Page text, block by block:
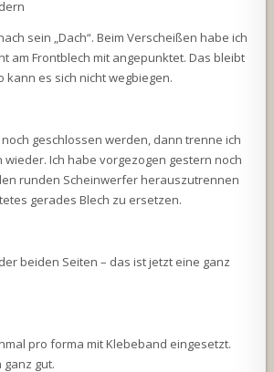
sein „Dach“. Beim Verscheißen habe ich
am Frontblech mit angepunktet. Das bleibt
kann es sich nicht wegbiegen.
geschlossen werden, dann trenne ich
wieder. Ich habe vorgezogen gestern noch
runden Scheinwerfer herauszutrennen
gerades Blech zu ersetzen.
beiden Seiten – das ist jetzt eine ganz
pro forma mit Klebeband eingesetzt.
ganz gut.